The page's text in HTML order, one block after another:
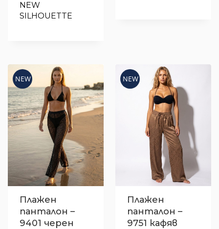
NEW
SILHOUETTE
NEW
Плажен
панталон –
9401 черен
NEW
Плажен
панталон –
9751 кафяв